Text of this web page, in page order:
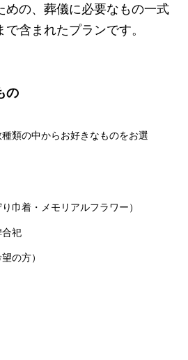
めの、葬儀に必要なもの一式
含まれたプランです。
の
類の中からお好きなものをお選
巾着・メモリアルフラワー）
祀
の方）